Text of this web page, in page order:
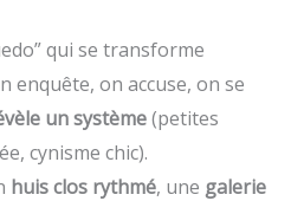
qui se transforme
enquête, on accuse, on se
un système(petites
cynisme chic).
huis clos rythmé, une galerie